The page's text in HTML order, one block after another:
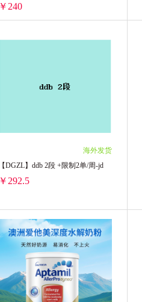
￥240
海外发货
【DGZL】ddb 2段 +限制2单/周-jd
￥292.5
【DGZL】ddb 2段 +限制2单/周-jd
2罐装 ￥585(￥292.5/单罐)